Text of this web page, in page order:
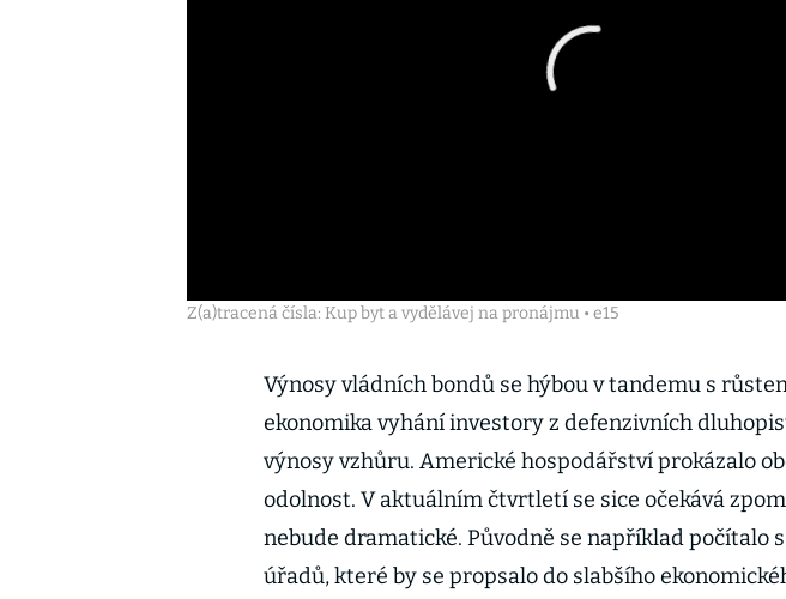
Z(a)tracená čísla: Kup byt a vydělávej na pronájmu • e15
Výnosy vládních bondů se hýbou v tandemu s
ekonomika vyhání investory z defenzivních
výnosy vzhůru. Americké hospodářství prokázalo
odolnost. V aktuálním čtvrtletí se sice očekává
nebude dramatické. Původně se například počítalo
úřadů, které by se propsalo do slabšího